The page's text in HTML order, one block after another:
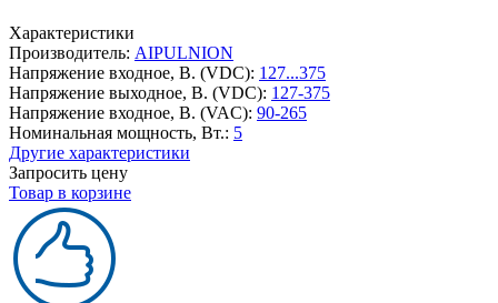
Характеристики
Производитель: AIPULNION
Напряжение входное, В. (VDC): 127...375
Напряжение выходное, В. (VDC): 127-375
Напряжение входное, В. (VAC): 90-265
Номинальная мощность, Вт.: 5
Другие характеристики
Запросить цену
Товар в корзине